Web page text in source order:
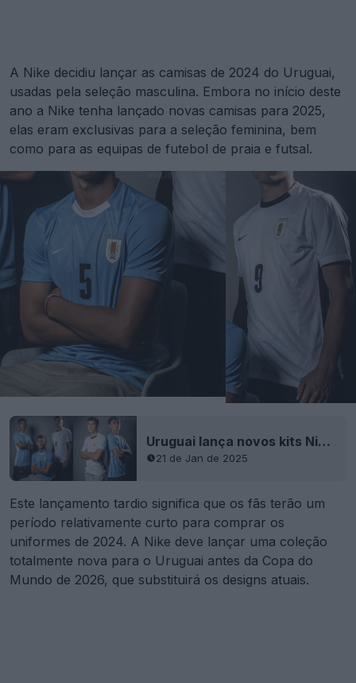
A Nike decidiu lançar as camisas de 2024 do Uruguai,
usadas pela seleção masculina. Embora no início deste
ano a Nike tenha lançado novas camisas para 2025,
elas eram exclusivas para a seleção feminina, bem
como para as equipas de futebol de praia e futsal.
Uruguai lança novos kits Nike 2025, a equipa masculina mantém os kits 2024
21 de Jan de 2025
Este lançamento tardio significa que os fãs terão um
período relativamente curto para comprar os
uniformes de 2024. A Nike deve lançar uma coleção
totalmente nova para o Uruguai antes da Copa do
Mundo de 2026, que substituirá os designs atuais.